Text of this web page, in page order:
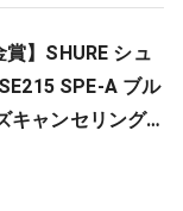
賞】SHURE シュ
SPE-A ブル
キャンセリング
スペシャルエデ
ワイヤレス変換